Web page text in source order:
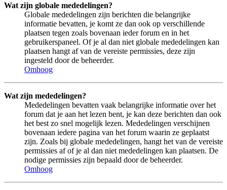
Wat zijn globale mededelingen?
Globale mededelingen zijn berichten die belangrijke
informatie bevatten, je komt ze dan ook op verschillende
plaatsen tegen zoals bovenaan ieder forum en in het
gebruikerspaneel. Of je al dan niet globale mededelingen kan
plaatsen hangt af van de vereiste permissies, deze zijn
ingesteld door de beheerder.
Omhoog
Wat zijn mededelingen?
Mededelingen bevatten vaak belangrijke informatie over het
forum dat je aan het lezen bent, je kan deze berichten dan ook
het best zo snel mogelijk lezen. Mededelingen verschijnen
bovenaan iedere pagina van het forum waarin ze geplaatst
zijn. Zoals bij globale mededelingen, hangt het van de vereiste
permissies af of je al dan niet mededelingen kan plaatsen. De
nodige permissies zijn bepaald door de beheerder.
Omhoog